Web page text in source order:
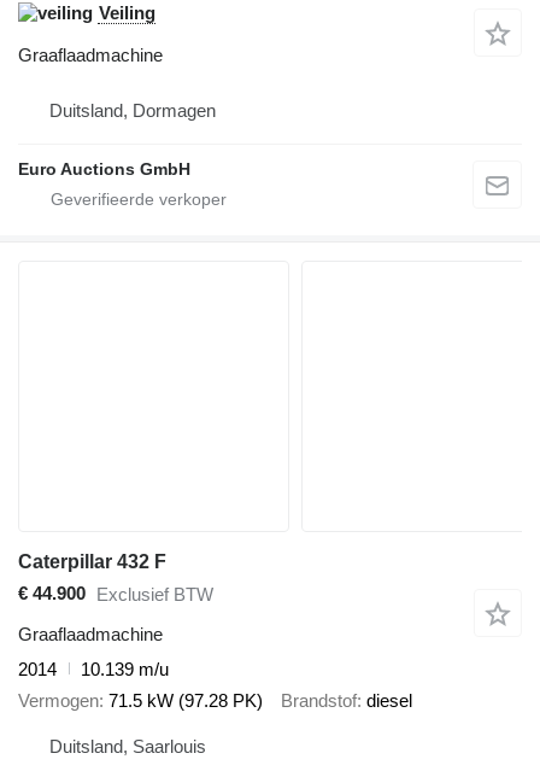
Veiling
Graaflaadmachine
Duitsland, Dormagen
Euro Auctions GmbH
Caterpillar 432 F
€ 44.900 Exclusief BTW
Graaflaadmachine
2014
10.139 m/u
Vermogen 71.5 kW (97.28 PK) Brandstof diesel
Duitsland, Saarlouis